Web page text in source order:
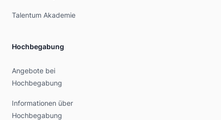
Talentum Akademie
Hochbegabung
Angebote bei
Hochbegabung
Informationen über
Hochbegabung